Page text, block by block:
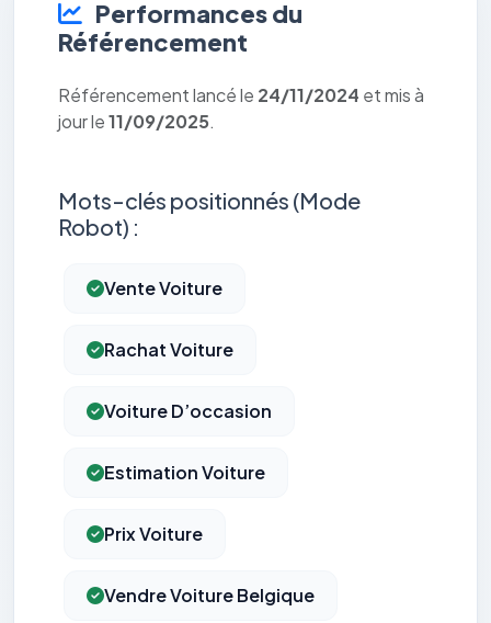
Performances du
Référencement
Référencement lancé le 24/11/2024 et mis à
jour le11/09/2025.
Mots-clés positionnés (Mode
Robot) :
Vente Voiture
Rachat Voiture
Voiture D’occasion
Estimation Voiture
Prix Voiture
Vendre Voiture Belgique